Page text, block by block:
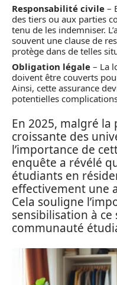
Responsabilité civile –
des tiers ou aux parties
tenu de les indemniser.
souvent une clause de
protège dans de telles
Obligation légale – La
doivent être couverts
Ainsi, cette assurance
potentielles
En 2025, malgré la
croissante des
l’importance de
enquête a révélé
étudiants en
effectivement une
Cela souligne
sensibilisation à ce
communauté